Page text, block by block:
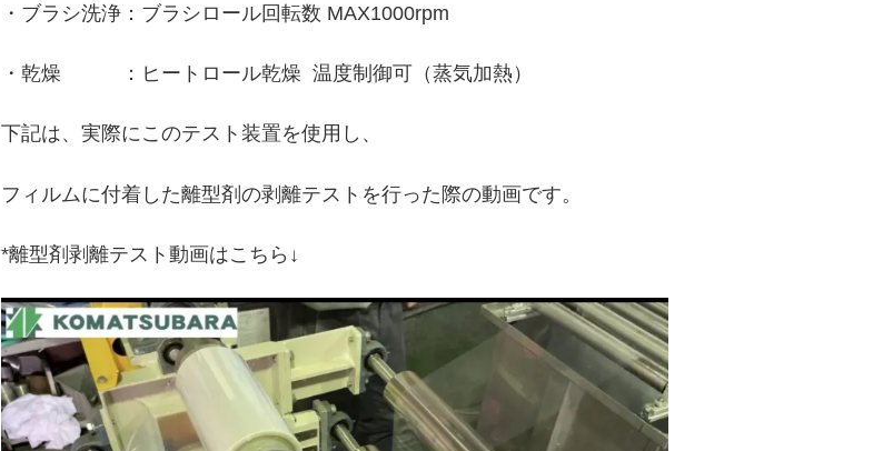
・ブラシ洗浄：ブラシロール回転数 MAX1000rpm
・乾燥 ：ヒートロール乾燥 温度制御可（蒸気加熱）
下記は、実際にこのテスト装置を使用し、
フィルムに付着した離型剤の剥離テストを行った際の動画です。
*離型剤剥離テスト動画はこちら↓